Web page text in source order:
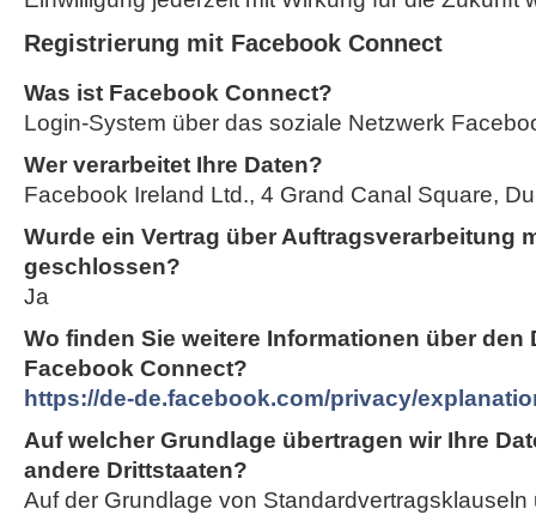
Registrierung mit Facebook Connect
Was ist Facebook Connect?
Login-System über das soziale Netzwerk
Wer verarbeitet Ihre Daten?
Facebook Ireland Ltd., 4 Grand Canal Square,
Wurde ein Vertrag über Auftragsverarbeitung
geschlossen?
Ja
Wo finden Sie weitere Informationen über den
Facebook Connect?
https://de-de.facebook.com/privacy/
Auf welcher Grundlage übertragen wir Ihre
andere Drittstaaten?
Auf der Grundlage von Standardvertragsklauseln